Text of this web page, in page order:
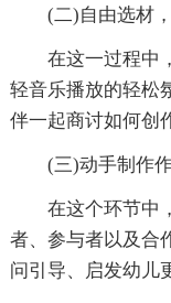
(二)自由选材
在这一过程中
轻音乐播放的轻松
伴一起商讨如何创
(三)动手制作
在这个环节中
者、参与者以及合
问引导、启发幼儿